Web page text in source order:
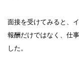
面接を受けてみると、
報酬だけではなく、仕
した。